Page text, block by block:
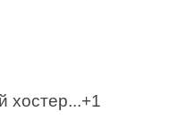
хостер...+1